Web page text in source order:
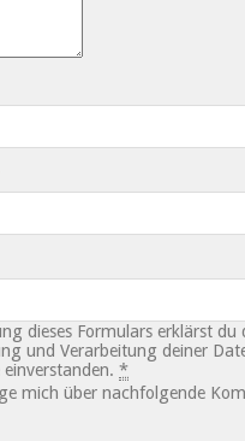
dieses Formulars erklärst du
und Verarbeitung deiner
einverstanden. *
mich über nachfolgende